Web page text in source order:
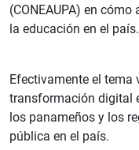
(CONEAUPA) en
la educación en el país.
Efectivamente el
transformación digital
los panameños y los
pública en el país.